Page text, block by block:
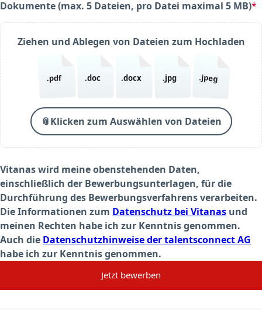
Dokumente (max. 5 Dateien, pro Datei maximal 5 MB)*
(required)
Ziehen und Ablegen von Dateien zum Hochladen
.pdf .doc .docx .jpg .jpeg
📎Klicken zum Auswählen von Dateien
Vitanas wird meine obenstehenden Daten,
einschließlich der Bewerbungsunterlagen, für die
Durchführung des Bewerbungsverfahrens verarbeiten.
Die Informationen zum Datenschutz bei Vitanas und
meinen Rechten habe ich zur Kenntnis genommen.
Auch die Datenschutzhinweise der talentsconnect AG
habe ich zur Kenntnis genommen.
Jetzt bewerben